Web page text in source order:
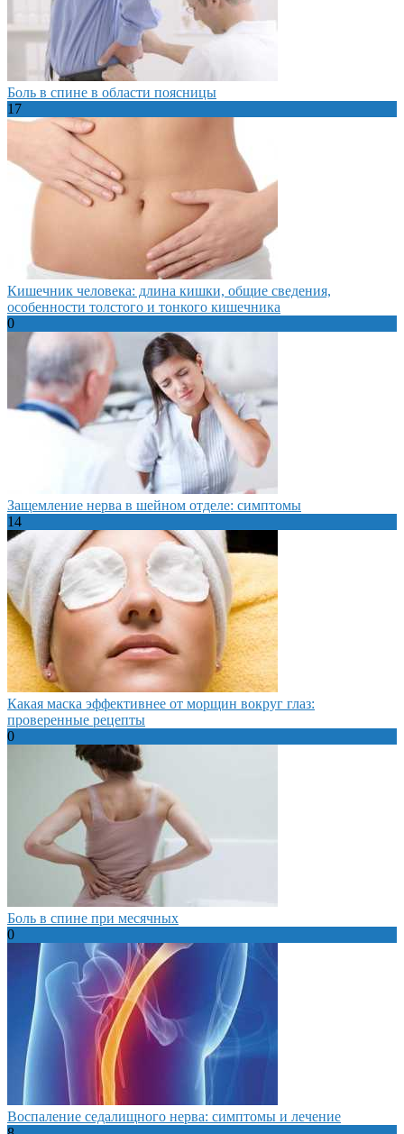
Боль в спине в области поясницы
17
Кишечник человека: длина кишки, общие сведения,
особенности толстого и тонкого кишечника
0
Защемление нерва в шейном отделе: симптомы
14
Какая маска эффективнее от морщин вокруг глаз:
проверенные рецепты
0
Боль в спине при месячных
0
Воспаление седалищного нерва: симптомы и лечение